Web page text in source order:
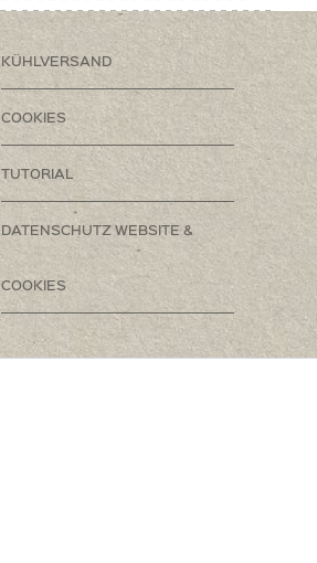
KÜHLVERSAND
COOKIES
TUTORIAL
DATENSCHUTZ WEBSITE &
COOKIES